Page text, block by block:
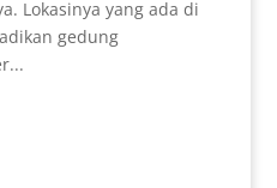
Lokasinya yang ada di
gedung